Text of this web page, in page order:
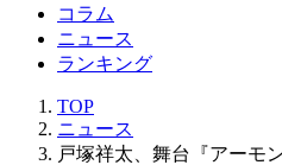
コラム
ニュース
ランキング
TOP
ニュース
戸塚祥太、舞台『アーモ